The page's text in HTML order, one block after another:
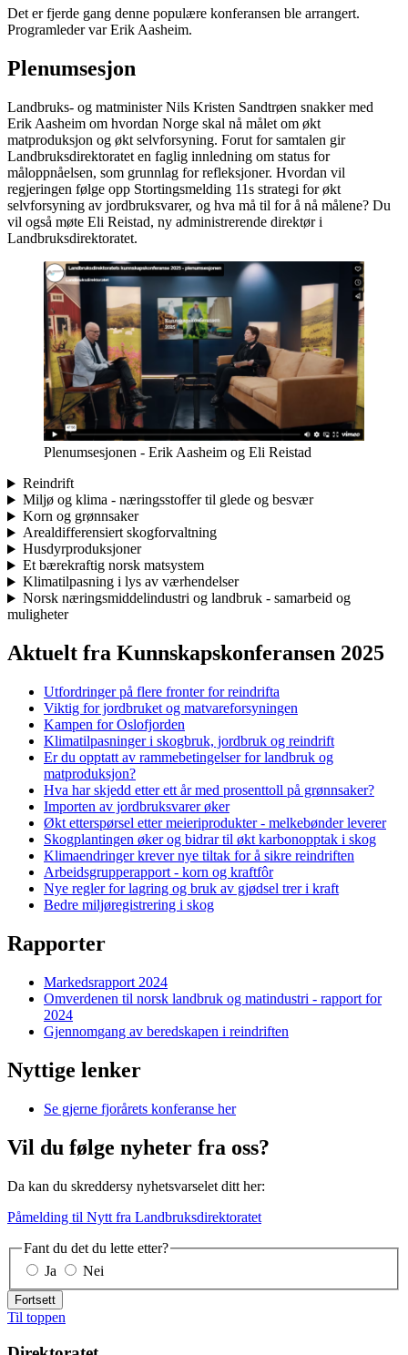
Det er fjerde gang denne populære konferansen ble arrangert.
Programleder var Erik Aasheim.
Plenumsesjon
Landbruks- og matminister Nils Kristen Sandtrøen snakker med
Erik Aasheim om hvordan Norge skal nå målet om økt
matproduksjon og økt selvforsyning. Forut for samtalen gir
Landbruksdirektoratet en faglig innledning om status for
måloppnåelsen, som grunnlag for refleksjoner. Hvordan vil
regjeringen følge opp Stortingsmelding 11s strategi for økt
selvforsyning av jordbruksvarer, og hva må til for å nå målene? Du
vil også møte Eli Reistad, ny administrerende direktør i
Landbruksdirektoratet.
Plenumsesjonen - Erik Aasheim og Eli Reistad
Reindrift
Miljø og klima - næringsstoffer til glede og besvær
Korn og grønnsaker
Arealdifferensiert skogforvaltning
Husdyrproduksjoner
Et bærekraftig norsk matsystem
Klimatilpasning i lys av værhendelser
Norsk næringsmiddelindustri og landbruk - samarbeid og
muligheter
Aktuelt fra Kunnskapskonferansen 2025
Utfordringer på flere fronter for reindrifta
Viktig for jordbruket og matvareforsyningen
Kampen for Oslofjorden
Klimatilpasninger i skogbruk, jordbruk og reindrift
Er du opptatt av rammebetingelser for landbruk og
matproduksjon?
Hva har skjedd etter ett år med prosenttoll på grønnsaker?
Importen av jordbruksvarer øker
Økt etterspørsel etter meieriprodukter - melkebønder leverer
Skogplantingen øker og bidrar til økt karbonopptak i skog
Klimaendringer krever nye tiltak for å sikre reindriften
Arbeidsgrupperapport - korn og kraftfôr
Nye regler for lagring og bruk av gjødsel trer i kraft
Bedre miljøregistrering i skog
Rapporter
Markedsrapport 2024
Omverdenen til norsk landbruk og matindustri - rapport for
2024
Gjennomgang av beredskapen i reindriften
Nyttige lenker
Se gjerne fjorårets konferanse her
Vil du følge nyheter fra oss?
Da kan du skreddersy nyhetsvarselet ditt her:
Påmelding til Nytt fra Landbruksdirektoratet
Fant du det du lette etter?
Ja
Nei
Fortsett
Til toppen